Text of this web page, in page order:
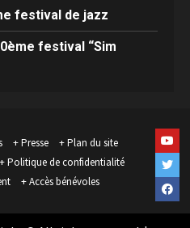
festival de jazz
festival “Sim
Presse
Plan du site
Politique de confidentialité
Accès bénévoles